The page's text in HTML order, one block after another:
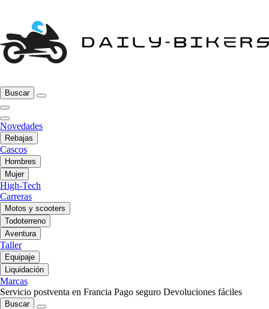
Buscar
Novedades
Rebajas
Cascos
Hombres
Mujer
High-Tech
Carreras
Motos y scooters
Todoterreno
Aventura
Taller
Equipaje
Liquidación
Marcas
Servicio postventa en Francia Pago seguro Devoluciones fáciles
Buscar